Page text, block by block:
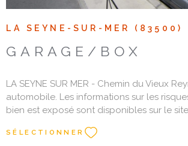
LA SEYNE-SUR-MER (83500)
GARAGE/BOX
LA SEYNE SUR MER - Chemin du Vieux
automobile. Les informations sur les
bien est exposé sont disponibles sur le
auxquels ce bien est exposé sont
SÉLECTIONNER